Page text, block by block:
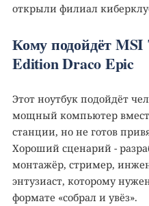
открыли филиал
Кому подойдёт
Edition Draco Epic
Этот ноутбук подойдёт
мощный компьютер
станции, но не готов
Хороший сценарий -
монтажёр, стример,
энтузиаст, которому
формате «собрал и увёз».